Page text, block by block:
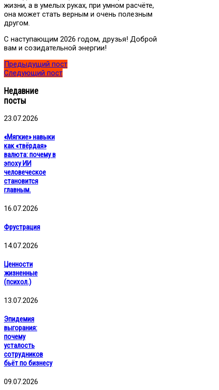
жизни, а в умелых руках, при умном расчёте,
она может стать верным и очень полезным
другом.
С наступающим 2026 годом, друзья! Доброй
вам и созидательной энергии!
Предыдущий пост
Следующий пост
Недавние
посты
23.07.2026
«Мягкие» навыки
как «твёрдая»
валюта: почему в
эпоху ИИ
человеческое
становится
главным.
16.07.2026
Фрустрация
14.07.2026
Ценности
жизненные
(психол.)
13.07.2026
Эпидемия
выгорания:
почему
усталость
сотрудников
бьёт по бизнесу
09.07.2026